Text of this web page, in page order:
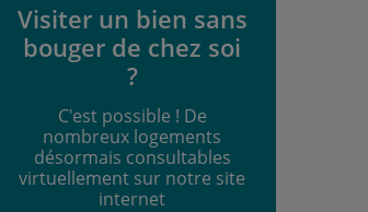
Visiter un bien sans
bouger de chez soi
?
C'est possible ! De
nombreux logements
désormais consultables
virtuellement sur notre site
internet